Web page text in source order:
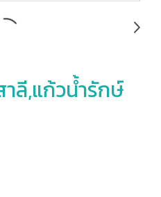
ลี,แก้วน้ำรักษ์